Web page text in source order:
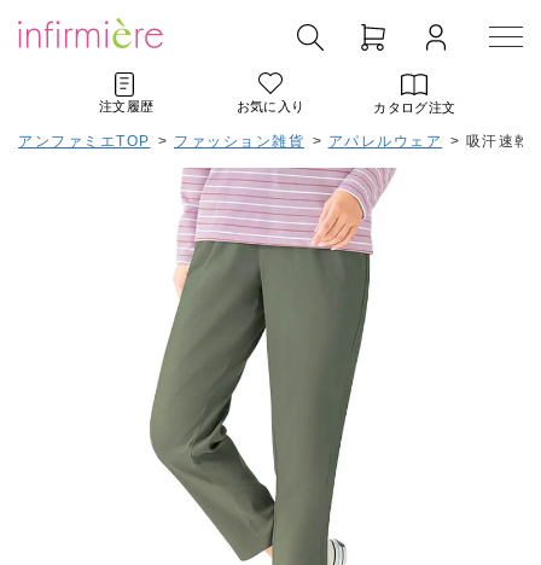
注文履歴 お気に入り カタログ注文
アンファミエTOP > ファッション雑貨 > アパレルウェア > 吸汗速乾